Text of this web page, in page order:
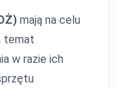
mają na celu
temat
w razie ich